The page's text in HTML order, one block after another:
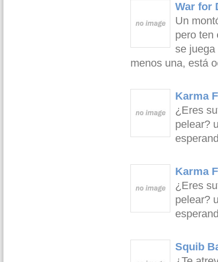
War for
Un
pero ten
se juega
menos una, está
Karma
¿Eres
pelear?
Karma
¿Eres
pelear?
Squib